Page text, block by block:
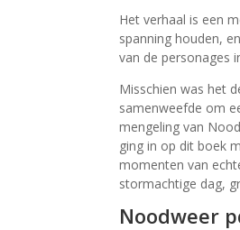
Het verhaal is een
spanning houden,
van de personages
Misschien was het
samenweefde om
mengeling van
ging in op dit boek
momenten van
stormachtige dag,
Noodweer